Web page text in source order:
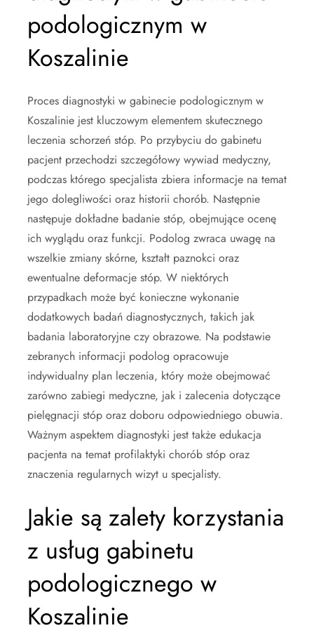
podologicznym w
Koszalinie
Proces diagnostyki w gabinecie podologicznym w
Koszalinie jest kluczowym elementem skutecznego
leczenia schorzeń stóp. Po przybyciu do gabinetu
pacjent przechodzi szczegółowy wywiad medyczny,
podczas którego specjalista zbiera informacje na temat
jego dolegliwości oraz historii chorób. Następnie
następuje dokładne badanie stóp, obejmujące ocenę
ich wyglądu oraz funkcji. Podolog zwraca uwagę na
wszelkie zmiany skórne, kształt paznokci oraz
ewentualne deformacje stóp. W niektórych
przypadkach może być konieczne wykonanie
dodatkowych badań diagnostycznych, takich jak
badania laboratoryjne czy obrazowe. Na podstawie
zebranych informacji podolog opracowuje
indywidualny plan leczenia, który może obejmować
zarówno zabiegi medyczne, jak i zalecenia dotyczące
pielęgnacji stóp oraz doboru odpowiedniego obuwia.
Ważnym aspektem diagnostyki jest także edukacja
pacjenta na temat profilaktyki chorób stóp oraz
znaczenia regularnych wizyt u specjalisty.
Jakie są zalety korzystania
z usług gabinetu
podologicznego w
Koszalinie